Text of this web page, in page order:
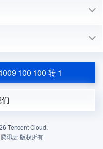
100 100 转 1
Tencent Cloud.
讯云 版权所有